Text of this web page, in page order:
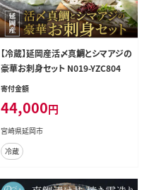
【冷蔵】延岡産活〆真鯛とシマアジの
豪華お刺身セット N019-YZC804
寄付金額
44,000円
宮崎県延岡市
冷蔵